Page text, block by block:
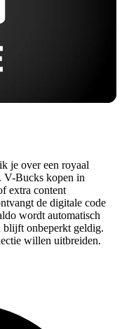
je over een royaal
V-Bucks kopen in
extra content
de digitale code
wordt automatisch
blijft onbeperkt geldig.
willen uitbreiden.